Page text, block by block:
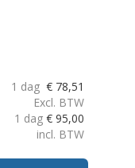
1 dag € 78,51
Excl. BTW
1 dag € 95,00
incl. BTW